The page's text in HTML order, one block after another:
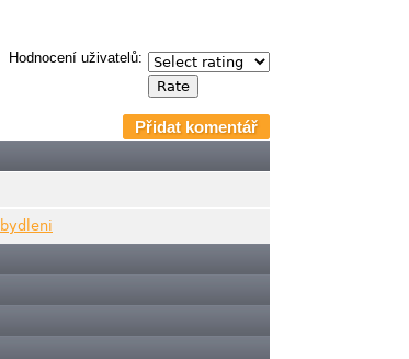
Hodnocení uživatelů:
Přidat komentář